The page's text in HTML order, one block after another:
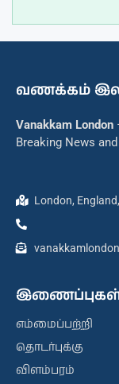
வணக்கம்
Vanakkam London
Breaking News
London,
எம்மைப்பற்றி
தொடர்புக்கு
விளம்பரம்